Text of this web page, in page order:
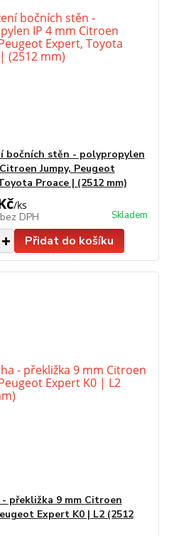
bočních stěn - polypropylen
Jumpy, Peugeot
Proace | (2512 mm)
/ks
bez DPH Skladem
Přidat do košíku
překližka 9 mm Citroen
Expert K0 | L2 (2512